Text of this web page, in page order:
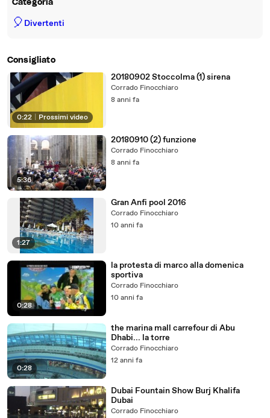
Categoria
🎈 Divertenti
Consigliato
0:22 Prossimi video
20180902 Stoccolma (1) sirena
Corrado Finocchiaro
8 anni fa
5:36
20180910 (2) funzione
Corrado Finocchiaro
8 anni fa
1:27
Gran Anfi pool 2016
Corrado Finocchiaro
10 anni fa
0:28
la protesta di marco alla domenica
sportiva
Corrado Finocchiaro
10 anni fa
0:28
the marina mall carrefour di Abu
Dhabi... la torre
Corrado Finocchiaro
12 anni fa
Dubai Fountain Show Burj Khalifa
Dubai
Corrado Finocchiaro